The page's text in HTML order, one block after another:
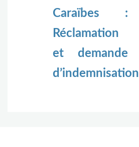
Caraïbes :
Réclamation
et demande
d’indemnisation